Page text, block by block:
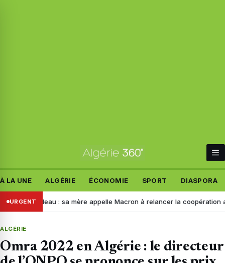
À LA UNE ALGÉRIE ÉCONOMIE SPORT DIASPORA
URGENT: sa mère appelle Macron à relancer la coopération avec
ALGÉRIE
Omra 2022 en Algérie : le directeur